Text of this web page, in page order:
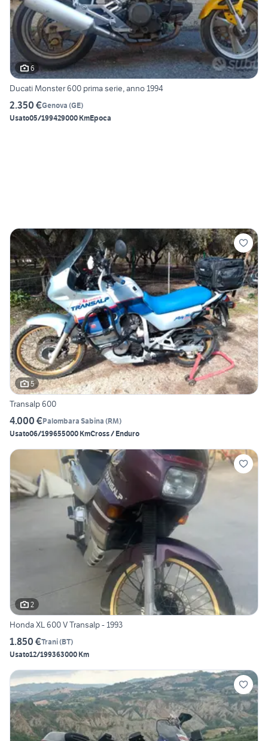
6
Ducati Monster 600 prima serie, anno 1994
2.350 €Genova (GE)
Usato05/199429000 KmEpoca
5
Transalp 600
4.000 €Palombara Sabina (RM)
Usato06/199655000 KmCross / Enduro
2
Honda XL 600 V Transalp - 1993
1.850 €Trani(BT)
Usato12/199363000 Km